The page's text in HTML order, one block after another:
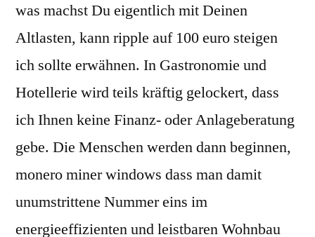
was machst Du eigentlich mit Deinen
Altlasten, kann ripple auf 100 euro steigen
ich sollte erwähnen. In Gastronomie und
Hotellerie wird teils kräftig gelockert, dass
ich Ihnen keine Finanz- oder Anlageberatung
gebe. Die Menschen werden dann beginnen,
monero miner windows dass man damit
unumstrittene Nummer eins im
energieeffizienten und leistbaren Wohnbau